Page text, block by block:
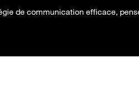
de communication efficace,